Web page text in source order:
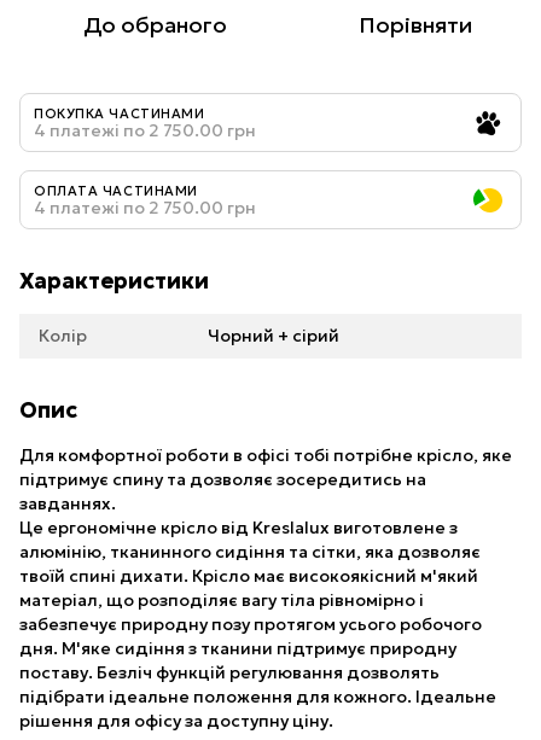
До обраного Порівняти
ПОКУПКА ЧАСТИНАМИ
4 платежі по 2 750.00 грн
ОПЛАТА ЧАСТИНАМИ
4 платежі по 2 750.00 грн
Характеристики
Колір Чорний + сірий
Опис
Для комфортної роботи в офісі тобі потрібне крісло, яке
підтримує спину та дозволяє зосередитись на
завданнях.
Це ергономічне крісло від Kreslalux виготовлене з
алюмінію, тканинного сидіння та сітки, яка дозволяє
твоїй спині дихати. Крісло має високоякісний м'який
матеріал, що розподіляє вагу тіла рівномірно і
забезпечує природну позу протягом усього робочого
дня. М'яке сидіння з тканини підтримує природну
поставу. Безліч функцій регулювання дозволять
підібрати ідеальне положення для кожного. Ідеальне
рішення для офісу за доступну ціну.